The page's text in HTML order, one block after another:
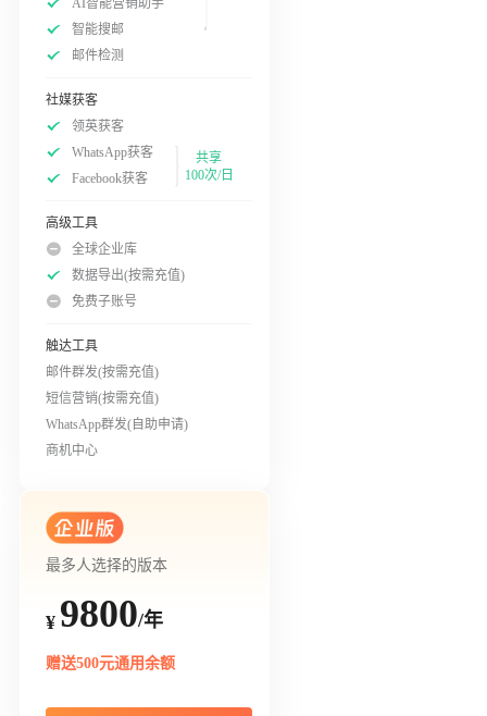
AI智能营销助手
智能搜邮
邮件检测
社媒获客
领英获客
WhatsApp获客
Facebook获客
共享
100次/日
高级工具
全球企业库
数据导出(按需充值)
免费子账号
触达工具
邮件群发(按需充值)
短信营销(按需充值)
WhatsApp群发(自助申请)
商机中心
最多人选择的版本
¥ 9800/年
赠送500元通用余额